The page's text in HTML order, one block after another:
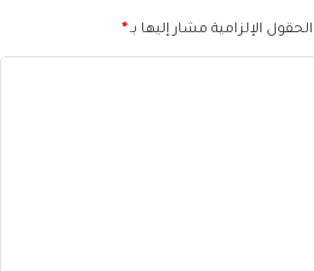
الحقول الإلزامية مشار إليها بـ *